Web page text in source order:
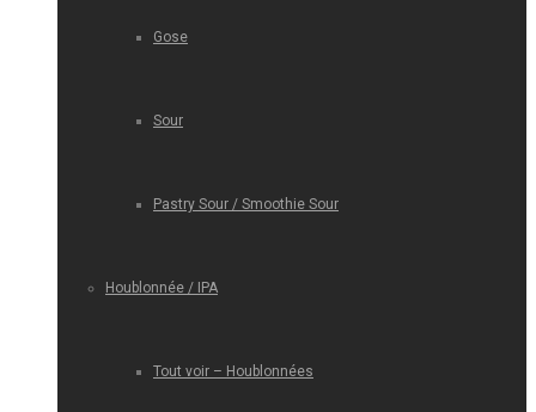
Gose
Sour
Pastry Sour / Smoothie Sour
Houblonnée / IPA
Tout voir – Houblonnées